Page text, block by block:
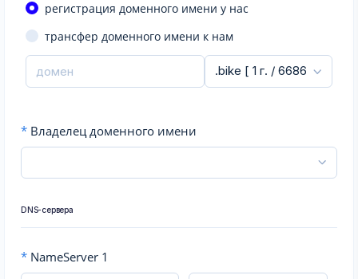
регистрация доменного имени у нас
трансфер доменного имени к нам
* Владелец доменного имени
DNS-сервера
* NameServer 1